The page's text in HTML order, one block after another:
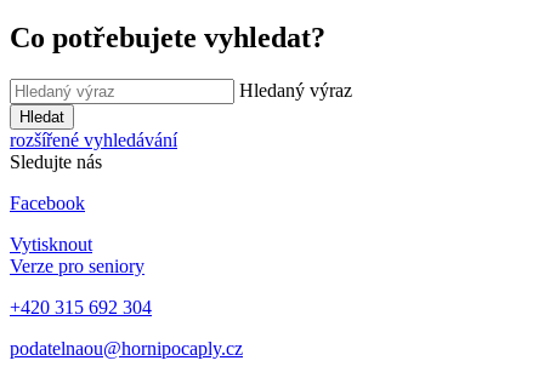
Co potřebujete vyhledat?
Hledaný výraz
Hledat
rozšířené vyhledávání
Sledujte nás
Facebook
Vytisknout
Verze pro seniory
+420 315 692 304
podatelnaou@hornipocaply.cz